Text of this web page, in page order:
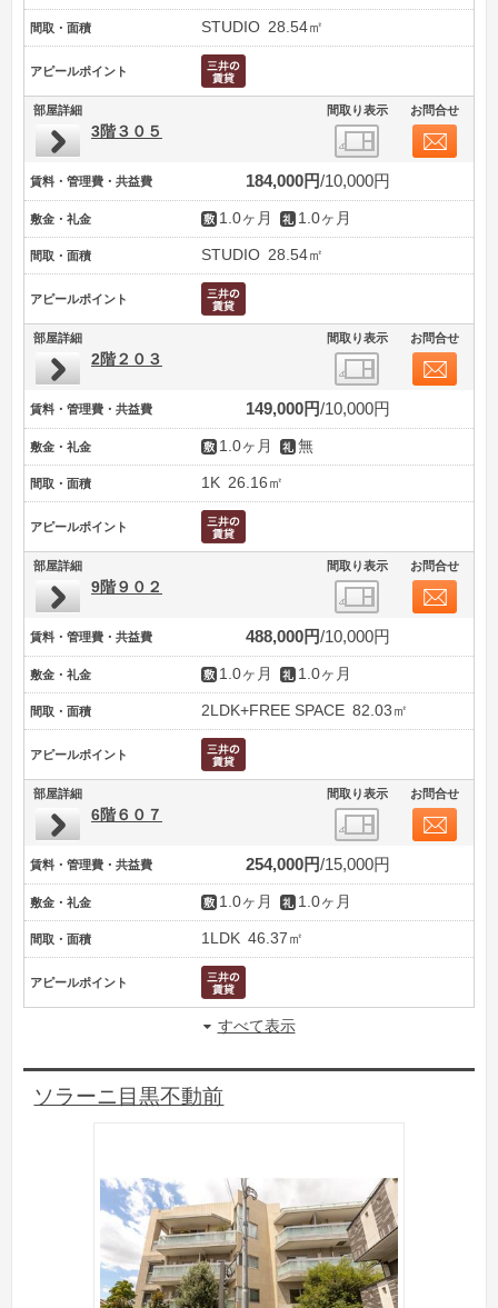
間取・面積 STUDIO 28.54㎡
アピールポイント
部屋詳細 間取り表示 お問合せ
3階３０５
賃料・管理費・共益費 184,000円 10,000円
敷金・礼金 1.0ヶ月 1.0ヶ月
間取・面積 STUDIO 28.54㎡
アピールポイント
部屋詳細 間取り表示 お問合せ
2階２０３
賃料・管理費・共益費 149,000円 10,000円
敷金・礼金 1.0ヶ月 無
間取・面積 1K 26.16㎡
アピールポイント
部屋詳細 間取り表示 お問合せ
9階９０２
賃料・管理費・共益費 488,000円 10,000円
敷金・礼金 1.0ヶ月 1.0ヶ月
間取・面積 2LDK+FREE SPACE 82.03㎡
アピールポイント
部屋詳細 間取り表示 お問合せ
6階６０７
賃料・管理費・共益費 254,000円 15,000円
敷金・礼金 1.0ヶ月 1.0ヶ月
間取・面積 1LDK 46.37㎡
アピールポイント
すべて表示
ソラーニ目黒不動前